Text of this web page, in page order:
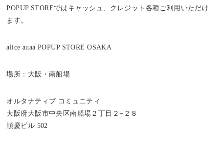
POPUP STOREではキャッシュ、クレジット各種ご利用いただけ
ます。
alice auaa POPUP STORE OSAKA
場所：大阪・南船場
オルタナティブ コミュニティ
大阪府大阪市中央区南船場２丁目２−２８
順慶ビル 502